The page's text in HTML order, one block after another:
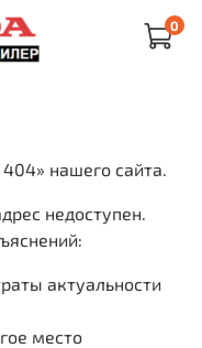
0
нашего сайта.
недоступен.
актуальности
место